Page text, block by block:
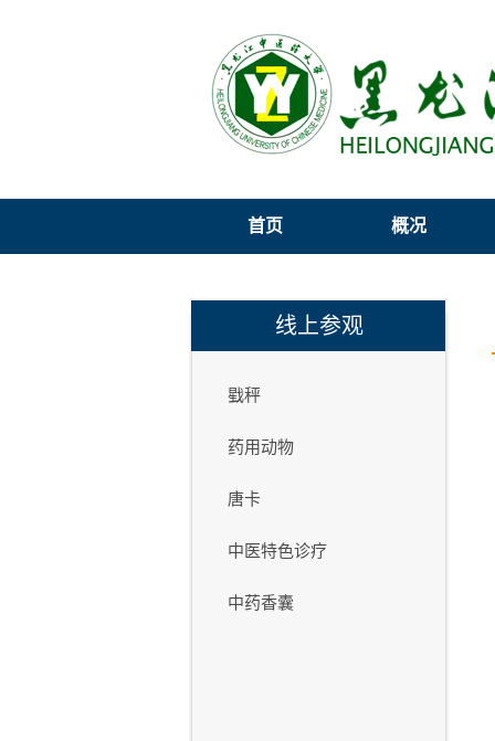
首页 概况
线上参观
戥秤
药用动物
唐卡
中医特色诊疗
中药香囊